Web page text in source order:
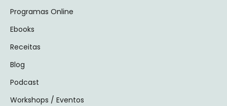
Programas Online
Ebooks
Receitas
Blog
Podcast
Workshops / Eventos